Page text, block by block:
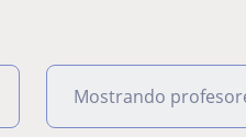
Mostrando